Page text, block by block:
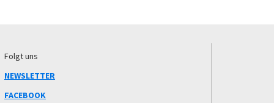
Folgt uns
NEWSLETTER
FACEBOOK